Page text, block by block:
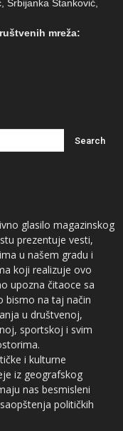
Srbijanka Stanković,
Nikolić
mreža:
glasilo magazinskog
prezentuje vesti,
u našem gradu i
koji realizuje ovo
upozna čitaoce sa
bismo na taj način
u društvenoj,
sportskoj i svim
i kulturne
iz geografskog
nas besmisleni
političkih